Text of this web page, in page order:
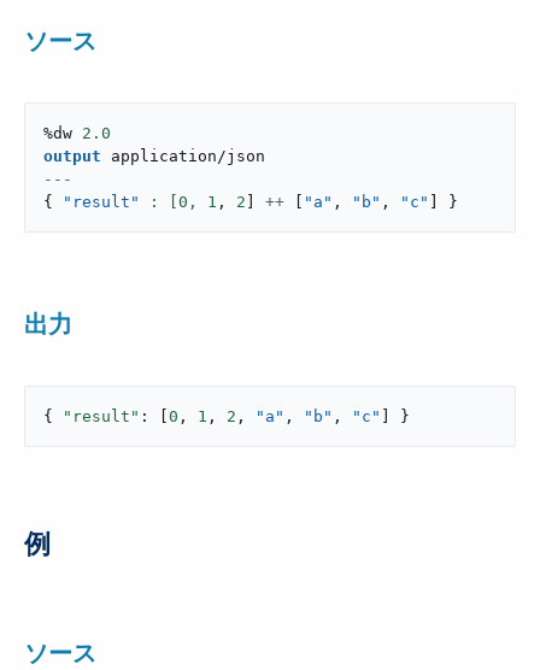
ソース
%dw 2.0
output
application/json
---
{
"result" : [ 0 , 1 , 2 ++ "a" , "b" , "c" }
出力
{ "result" : [ 0 , 1 , 2 , "a" , "b" , "c" ] }
例
ソース